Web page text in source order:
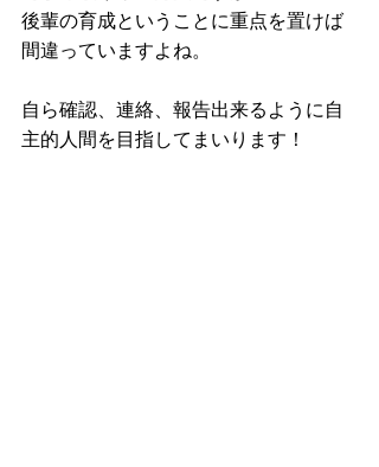
後輩の育成ということに重点を置けば
間違っていますよね。
自ら確認、連絡、報告出来るように自
主的人間を目指してまいります！